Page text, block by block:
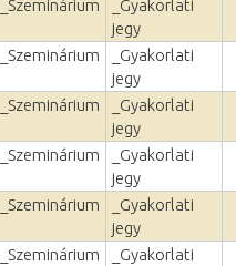
_Szeminárium
_Gyakorlati
jegy
_Szeminárium
_Gyakorlati
jegy
_Szeminárium
_Gyakorlati
jegy
_Szeminárium
_Gyakorlati
jegy
_Szeminárium
_Gyakorlati
jegy
_Szeminárium
_Gyakorlati